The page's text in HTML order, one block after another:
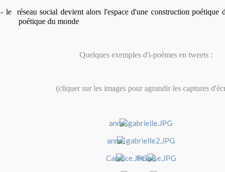
- le réseau social devient alors l'espace d'une construction poétique
poétique du monde
Quelques exemples d'i-poèmes en tweets :
(cliquer sur les images pour agrandir les captures